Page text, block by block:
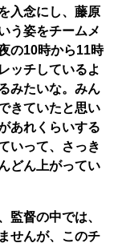
入念にし、藤原
う姿をチームメ
の10時から11時
ッチしているよ
みたいな。みん
きていたと思い
あれくらいする
いって、さっき
どん上がってい
監督の中では、
せんが、このチ